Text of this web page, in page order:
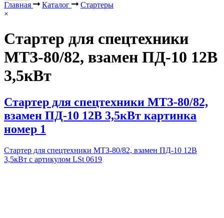
Главная Каталог
Стартеры
×
Стартер для спецтехники
МТЗ-80/82, взамен ПД-10 12В
3,5кВт
Стартер для спецтехники МТЗ-80/82,
взамен ПД-10 12В 3,5кВт картинка
номер 1
Стартер для спецтехники МТЗ-80/82, взамен ПД-10 12В
3,5кВт с артикулом LSt 0619